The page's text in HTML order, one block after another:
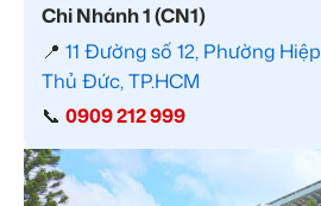
Chi Nhánh 1 (CN1)
📍 11 Đường số 12, Phường
Thủ Đức, TP.HCM
📞 0909 212 999